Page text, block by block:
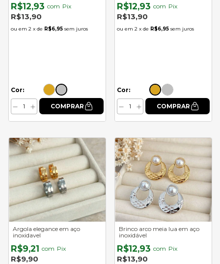
R$12,93 com Pix
R$13,90
2 x de R$6,95 sem juros
Cor:
R$12,93 com Pix
R$13,90
2 x de R$6,95 sem juros
Cor:
Argola elegance em aço
inoxidavel
R$9,21 com Pix
R$9,90
Brinco arco meia lua em aço
inoxidável
R$12,93 com Pix
R$13,90